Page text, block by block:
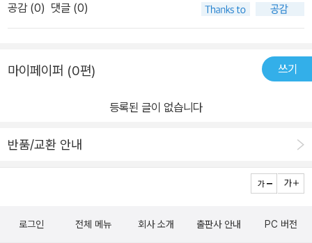
공감 (0) 댓글 (0)
마이페이퍼 (0편) 쓰기
등록된 글이 없습니다
반품/교환 안내
로그인 전체 메뉴 회사 소개 출판사 안내 PC 버전